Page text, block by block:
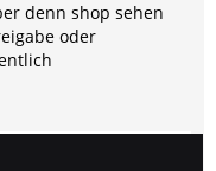
denn shop sehen
oder